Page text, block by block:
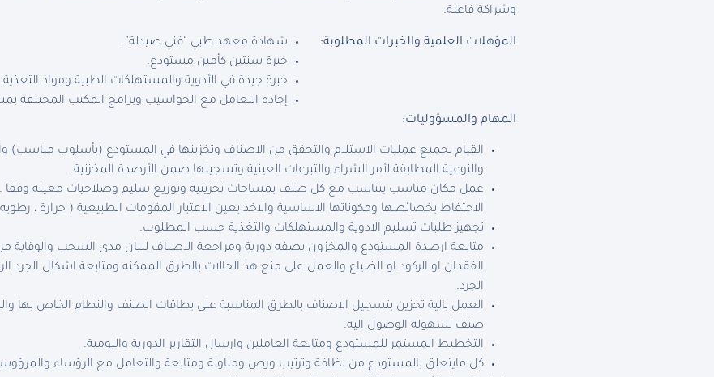
وشراكة فاعلة.
المؤهلات العلمية والخبرات المطلوبة:
شهادة معهد طبي “فني صيدلة”.
خبرة سنتين كأمين مستودع.
خبرة جيدة في الأدوية والمستهلكات الطبية ومواد التغذية.
إجادة التعامل مع الحواسيب وبرامج المكتب المختلفة
المهام والمسؤوليات:
القيام بجميع عمليات الاستلام والتحقق من الاصناف وتخزينها في المستودع (بأسلوب مناسب)
والنوعية المطابقة لأمر الشراء والتبرعات العينية وتسجيلها ضمن الأرصدة المخزنية.
عمل مكان مناسب يتناسب مع كل صنف بمساحات تخزينية وتوزيع سليم وصلاحيات معينه
الاحتفاظ بخصائصها ومكوناتها الاساسية والاخذ بعين الاعتبار المقومات الطبيعية ( حرارة ،
تجهيز طلبات تسليم الادوية والمستهلكات والتغذية حسب المطلوب.
متابعة ارصدة المستودع والمخزون بصفه دورية ومراجعة الاصناف لبيان مدى السحب والوقاية
الفقدان او الركود او الضياع والعمل على منع هذ الحالات بالطرق الممكنه ومتابعة اشكال
الجرد.
العمل بآلية تخزين بتسجيل الاصناف بالطرق المناسبة على بطاقات الصنف والنظام الخاص بها
صنف لسهوله الوصول اليه.
التخطيط المستمر للمستودع ومتابعة العاملين وارسال التقارير الدورية واليومية.
كل مايتعلق بالمستودع من نظافة وترتيب ورص ومناولة ومتابعة والتعامل مع الرؤساء